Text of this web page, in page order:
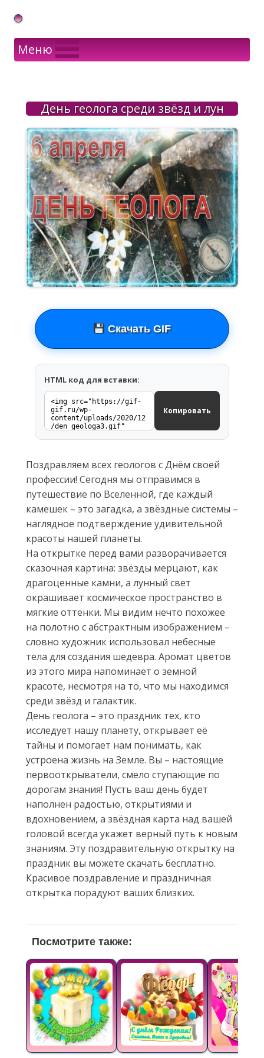
Gif Открытки в подарок
Меню
День геолога среди звёзд и лун
Скачать GIF
HTML код для вставки:
Копировать
Поздравляем всех геологов с Днём своей
профессии! Сегодня мы отправимся в
путешествие по Вселенной, где каждый
камешек – это загадка, а звёздные системы –
наглядное подтверждение удивительной
красоты нашей планеты.
На открытке перед вами разворачивается
сказочная картина: звёзды мерцают, как
драгоценные камни, а лунный свет
окрашивает космическое пространство в
мягкие оттенки. Мы видим нечто похожее
на полотно с абстрактным изображением –
словно художник использовал небесные
тела для создания шедевра. Аромат цветов
из этого мира напоминает о земной
красоте, несмотря на то, что мы находимся
среди звёзд и галактик.
День геолога – это праздник тех, кто
исследует нашу планету, открывает её
тайны и помогает нам понимать, как
устроена жизнь на Земле. Вы – настоящие
первооткрыватели, смело ступающие по
дорогам знания! Пусть ваш день будет
наполнен радостью, открытиями и
вдохновением, а звёздная карта над вашей
головой всегда укажет верный путь к новым
знаниям. Эту поздравительную открытку на
праздник вы можете скачать бесплатно.
Красивое поздравление и праздничная
открытка порадуют ваших близких.
Посмотрите также: